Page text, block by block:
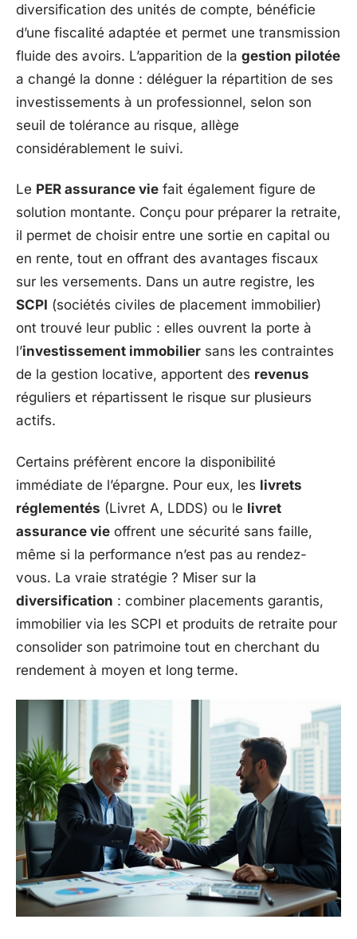
diversification des unités de compte, bénéficie
d’une fiscalité adaptée et permet une transmission
fluide des avoirs. L’apparition de la gestion pilotée
a changé la donne : déléguer la répartition de ses
investissements à un professionnel, selon son
seuil de tolérance au risque, allège
considérablement le suivi.
Le PER assurance vie fait également figure de
solution montante. Conçu pour préparer la retraite,
il permet de choisir entre une sortie en capital ou
en rente, tout en offrant des avantages fiscaux
sur les versements. Dans un autre registre, les
SCPI (sociétés civiles de placement immobilier)
ont trouvé leur public : elles ouvrent la porte à
l’investissement immobilier sans les contraintes
de la gestion locative, apportent des revenus
réguliers et répartissent le risque sur plusieurs
actifs.
Certains préfèrent encore la disponibilité
immédiate de l’épargne. Pour eux, les livrets
réglementés (Livret A, LDDS) ou le livret
assurance vie offrent une sécurité sans faille,
même si la performance n’est pas au rendez-
vous. La vraie stratégie ? Miser sur la
diversification : combiner placements garantis,
immobilier via les SCPI et produits de retraite pour
consolider son patrimoine tout en cherchant du
rendement à moyen et long terme.